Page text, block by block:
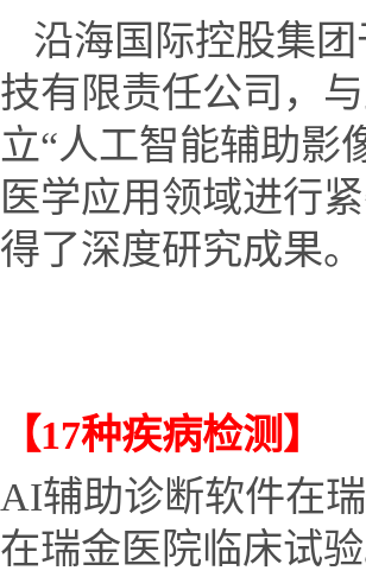
沿海国际控股集
技有限责任公司，
立“人工智能辅助影
医学应用领域进行
得了深度研究成果。
【17种疾病检测】
AI辅助诊断软件在
在瑞金医院临床试